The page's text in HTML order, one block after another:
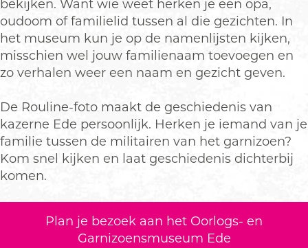
bekijken. Want wie weet herken je een opa,
oudoom of familielid tussen al die gezichten. In
het museum kun je op de namenlijsten kijken,
misschien wel jouw familienaam toevoegen en
zo verhalen weer een naam en gezicht geven.
De Rouline-foto maakt de geschiedenis van
kazerne Ede persoonlijk. Herken je iemand van je
familie tussen de militairen van het garnizoen?
Kom snel kijken en laat geschiedenis dichterbij
komen.
Plan je bezoek aan het Oorlogs- en
Garnizoensmuseum Ede